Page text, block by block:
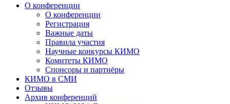
О конференции
О конференции
Регистрация
Важные даты
Правила участия
Научные конкурсы КИМО
Комитеты КИМО
Спонсоры и партнёры
КИМО в СМИ
Отзывы
Архив конференций